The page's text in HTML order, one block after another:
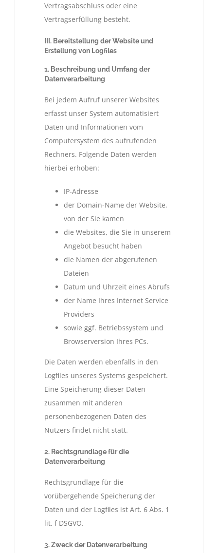
Vertragsabschluss oder eine
Vertragserfüllung besteht.
III. Bereitstellung der Website und
Erstellung von Logfiles
1. Beschreibung und Umfang der
Datenverarbeitung
Bei jedem Aufruf unserer Websites
erfasst unser System automatisiert
Daten und Informationen vom
Computersystem des aufrufenden
Rechners. Folgende Daten werden
hierbei erhoben:
IP-Adresse
der Domain-Name der Website,
von der Sie kamen
die Websites, die Sie in unserem
Angebot besucht haben
die Namen der abgerufenen
Dateien
Datum und Uhrzeit eines Abrufs
der Name Ihres Internet Service
Providers
sowie ggf. Betriebssystem und
Browserversion Ihres PCs.
Die Daten werden ebenfalls in den
Logfiles unseres Systems gespeichert.
Eine Speicherung dieser Daten
zusammen mit anderen
personenbezogenen Daten des
Nutzers findet nicht statt.
2. Rechtsgrundlage für die
Datenverarbeitung
Rechtsgrundlage für die
vorübergehende Speicherung der
Daten und der Logfiles ist Art. 6 Abs. 1
lit. f DSGVO.
3. Zweck der Datenverarbeitung